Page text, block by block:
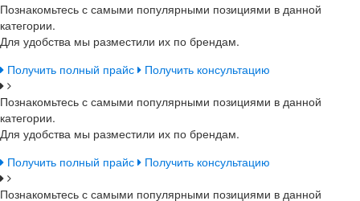
Познакомьтесь с самыми популярными позициями в данной
категории.
Для удобства мы разместили их по брендам.
Получить полный прайс
Получить консультацию
Познакомьтесь с самыми популярными позициями в данной
категории.
Для удобства мы разместили их по брендам.
Получить полный прайс
Получить консультацию
Познакомьтесь с самыми популярными позициями в данной